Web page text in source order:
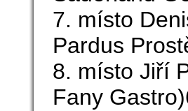
7. místo
Pardus
8. místo Jiří
Fany